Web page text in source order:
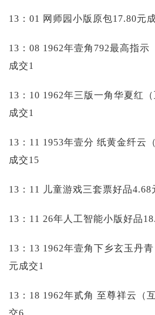
13：01 网师园小版原包17.80元
13：08 1962年壹角792最高指示
成交1
13：10 1962年三版一角华夏红
成交1
13：11 1953年壹分 纸黄金纤云
成交15
13：11 儿童游戏三套票好品4.68
13：11 26年人工智能小版好品
13：13 1962年壹角下乡玄玉丹
元成交1
13：18 1962年贰角 至尊祥云（
交6